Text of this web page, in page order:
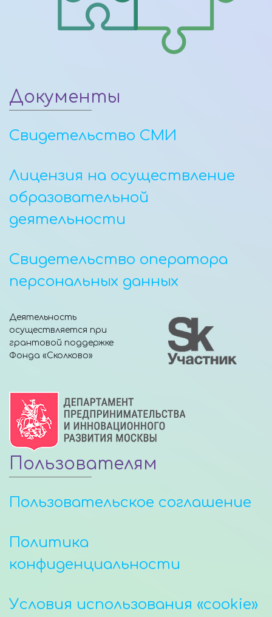
Документы
Свидетельство СМИ
Лицензия на осуществление
образовательной
деятельности
Свидетельство оператора
персональных данных
Деятельность
осуществляется при
грантовой поддержке
Фонда «Сколково»
Пользователям
Пользовательское соглашение
Политика
конфиденциальности
Условия использования «cookie»